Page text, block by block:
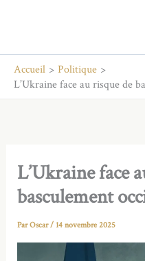
Accueil
Politique
L’Ukraine face au risque de
L’Ukraine face
basculement
ParOscar/14 novembre 2025